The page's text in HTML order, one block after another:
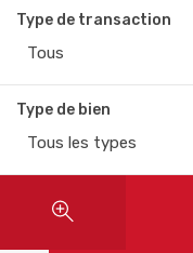
Type de transaction
Tous
Type de bien
Tous les types